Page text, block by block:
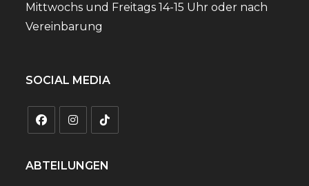
Mittwochs und Freitags 14-15 Uhr oder nach
Vereinbarung
SOCIAL MEDIA
in
in
in
ABTEILUNGEN